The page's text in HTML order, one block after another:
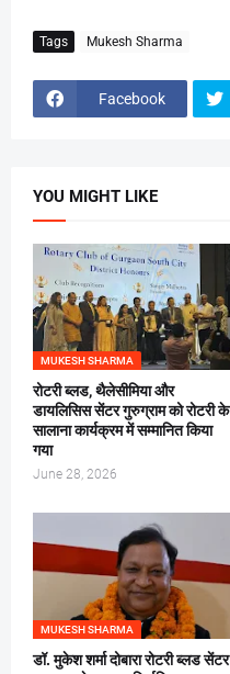
Tags Mukesh Sharma
Facebook
YOU MIGHT LIKE
MUKESH SHARMA
रोटरी ब्लड, थैलेसीमिया और
डायलिसिस सेंटर गुरुग्राम को रोटरी के
सालाना कार्यक्रम में सम्मानित किया
गया
June 28, 2026
MUKESH SHARMA
डॉ. मुकेश शर्मा दोबारा रोटरी ब्लड सेंटर